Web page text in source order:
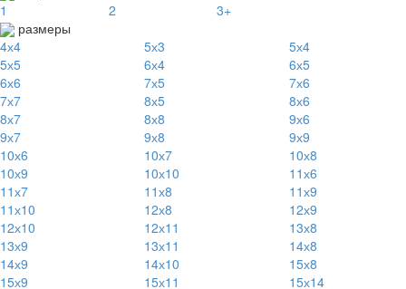
1
2
3+
размеры
4х4
5х3
5х4
5х5
6х4
6х5
6х6
7х5
7х6
7х7
8х5
8х6
8х7
8х8
9х6
9х7
9х8
9х9
10х6
10х7
10х8
10х9
10х10
11х6
11х7
11х8
11х9
11х10
12х8
12х9
12х10
12х11
13х8
13х9
13х11
14х8
14х9
14х10
15х8
15х9
15х11 15х14